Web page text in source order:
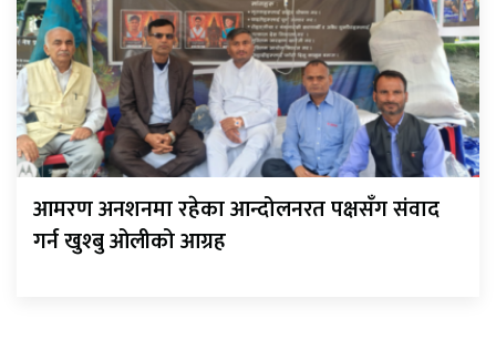
आमरण अनशनमा रहेका आन्दोलनरत पक्षसँग संवाद
गर्न खुश्बु ओलीको आग्रह